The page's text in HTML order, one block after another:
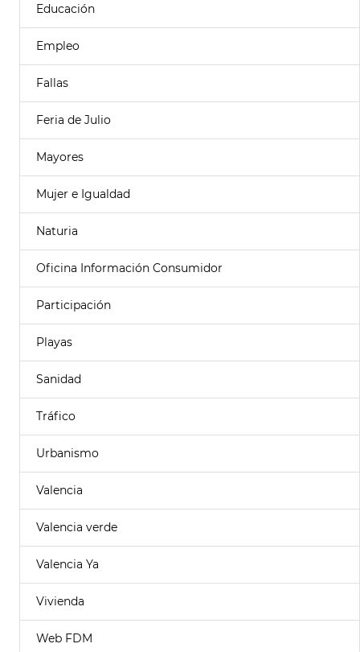
Educación
Empleo
Fallas
Feria de Julio
Mayores
Mujer e Igualdad
Naturia
Oficina Información Consumidor
Participación
Playas
Sanidad
Tráfico
Urbanismo
Valencia
Valencia verde
Valencia Ya
Vivienda
Web FDM